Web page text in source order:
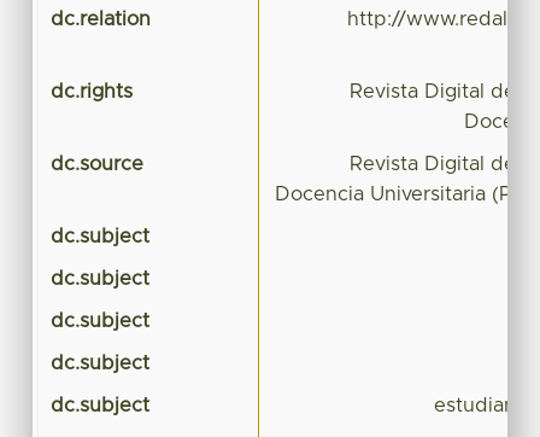
dc.relation http://
dc.rights
Revista Digital de
dc.source
Revista Digital de
Docencia Universitaria
dc.subject
dc.subject
dc.subject
dc.subject
dc.subject